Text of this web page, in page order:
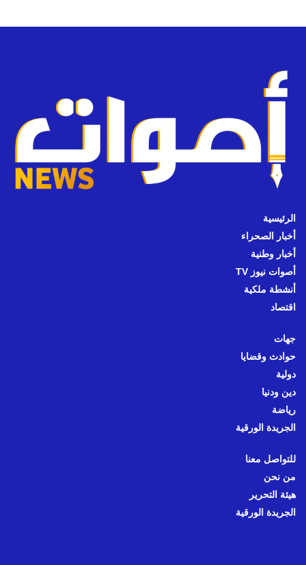
الرئيسية
أخبار الصحراء
أخبار وطنية
أصوات نيوز TV
أنشطة ملكية
اقتصاد
جهات
حوادث وقضايا
دولية
دين ودنيا
رياضة
الجريدة الورقية
للتواصل معنا
من نحن
هيئة التحرير
الجريدة الورقية